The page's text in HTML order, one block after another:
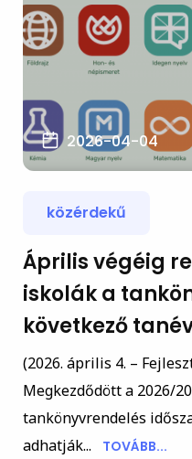
2026-04-04
közérdekű
Április végéig
iskolák a
következő
(2026. április 4. –
Megkezdődött a 2026/
tankönyvrendelés
adhatják...
TOVÁBB...